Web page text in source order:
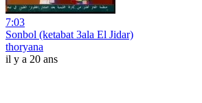
7:03
Sonbol (ketabat 3ala El Jidar)
thoryana
il y a 20 ans